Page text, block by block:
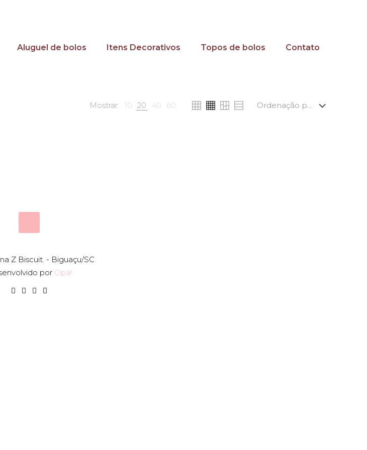
Aluguel de bolos Itens Decorativos Topos de bolos Contato
Mostrar: 10 20 40 60
Z Biscuit. - Biguaçu/SC
por Opa!